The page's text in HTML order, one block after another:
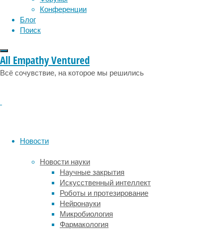
Конференции
Блог
Поиск
All Empathy Ventured
Всё сочувствие, на которое мы решились
Новости
Новости науки
Научные закрытия
Искусственный интеллект
Роботы и протезирование
Нейронауки
Микробиология
Фармакология
опубликована
в
мысли
на
и
абсолютно
здоровых
людей
абсолютно
нормальны.